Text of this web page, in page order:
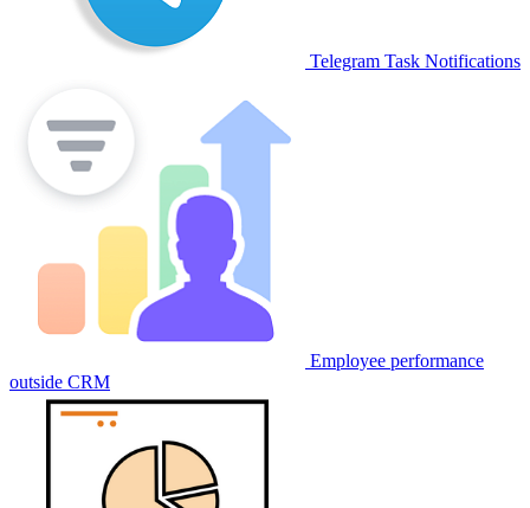
Telegram Task Notifications
Employee performance
outside CRM